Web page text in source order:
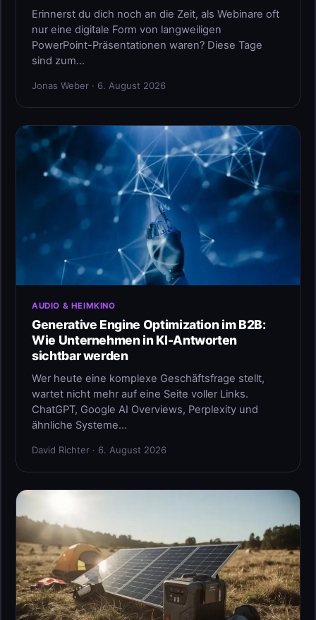
Erinnerst du dich noch an die Zeit, als Webinare oft
nur eine digitale Form von langweiligen
PowerPoint-Präsentationen waren? Diese Tage
sind zum…
Jonas Weber · 6. August 2026
AUDIO & HEIMKINO
Generative Engine Optimization im B2B:
Wie Unternehmen in KI-Antworten
sichtbar werden
Wer heute eine komplexe Geschäftsfrage stellt,
wartet nicht mehr auf eine Seite voller Links.
ChatGPT, Google AI Overviews, Perplexity und
ähnliche Systeme…
David Richter · 6. August 2026